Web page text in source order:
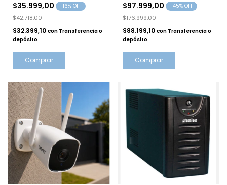
$35.999,00 -16% OFF
$42.718,00
$32.399,10 con Transferencia o
depósito
Comprar
$97.999,00 -45% OFF
$176.999,00
$88.199,10 con Transferencia o
depósito
Comprar